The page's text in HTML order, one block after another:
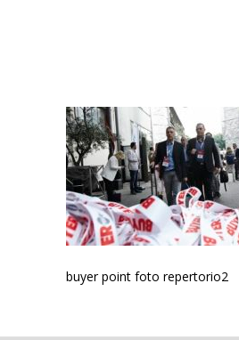
buyer point foto repertorio2